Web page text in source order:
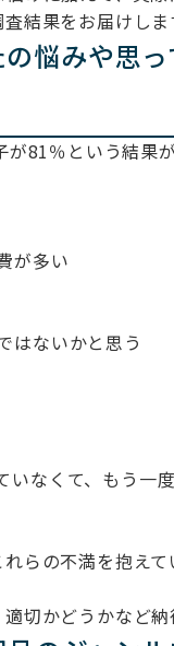
結果をお届けしま
悩みや思
81％という結果
が多い
はないかと思う
なくて、もう一
らの不満を抱え
切かどうかなど納